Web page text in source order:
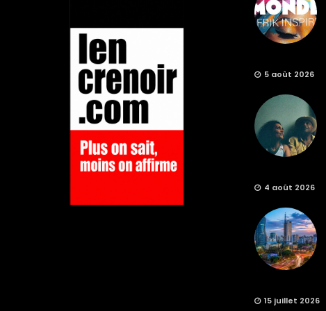
5 août 2026
4 août 2026
15 juillet 2026